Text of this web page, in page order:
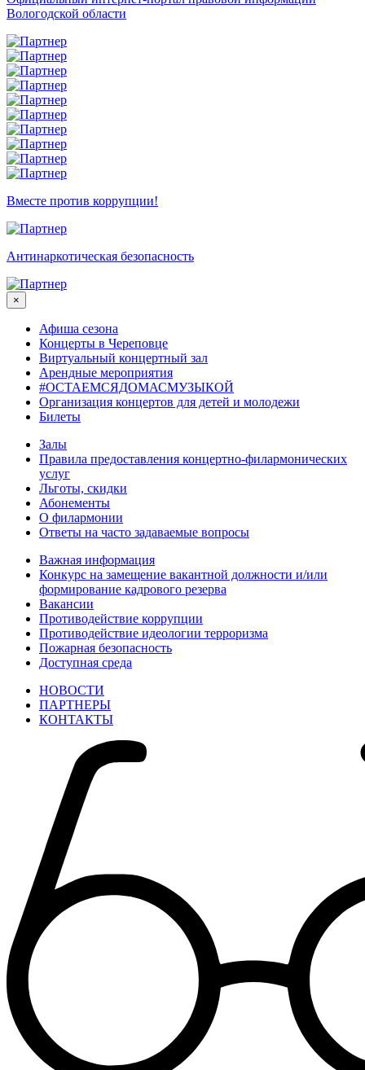
Вологодской области
Вместе против коррупции!
Антинаркотическая безопасность
×
Афиша сезона
Концерты в Череповце
Виртуальный концертный зал
Арендные мероприятия
#ОСТАЕМСЯДОМАСМУЗЫКОЙ
Организация концертов для детей и молодежи
Билеты
Залы
Правила предоставления концертно-филармонических
услуг
Льготы, скидки
Абонементы
О филармонии
Ответы на часто задаваемые вопросы
Важная информация
Конкурс на замещение вакантной должности и/или
формирование кадрового резерва
Вакансии
Противодействие коррупции
Противодействие идеологии терроризма
Пожарная безопасность
Доступная среда
НОВОСТИ
ПАРТНЕРЫ
КОНТАКТЫ